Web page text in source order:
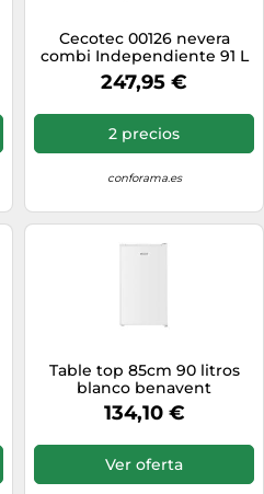
Cecotec 00126 nevera
combi Independiente 91 L
E Blanco
247,95 €
2 precios
conforama.es
Table top 85cm 90 litros
blanco benavent
ttbhe8548w
134,10 €
Ver oferta